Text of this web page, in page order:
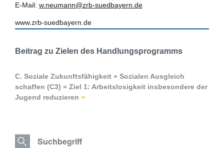
E-Mail: w.neumann@zrb-suedbayern.de
www.zrb-suedbayern.de
Beitrag zu Zielen des Handlungsprogramms
C. Soziale Zukunftsfähigkeit » Sozialen Ausgleich
schaffen (C3) » Ziel 1: Arbeitslosigkeit insbesondere der
Jugend reduzieren